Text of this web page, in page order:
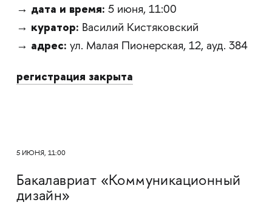
→ дата и время: 5 июня, 11:00
→ куратор: Василий Кистяковский
→ адрес: ул. Малая Пионерская, 12, ауд. 384
регистрация закрыта
5 ИЮНЯ, 11:00
Бакалавриат «Коммуникационный
дизайн»